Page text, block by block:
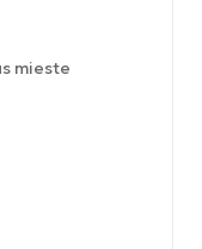
mieste